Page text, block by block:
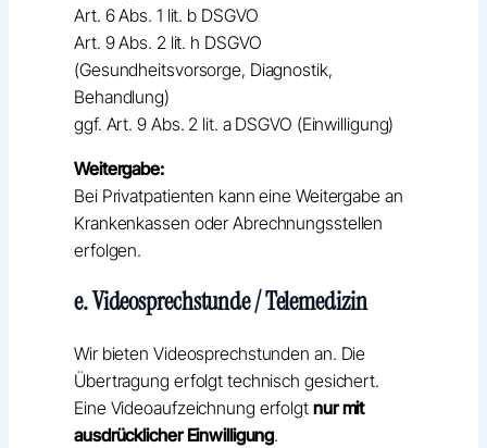
Art. 6 Abs. 1 lit. b DSGVO
Art. 9 Abs. 2 lit. h DSGVO
(Gesundheitsvorsorge, Diagnostik,
Behandlung)
ggf. Art. 9 Abs. 2 lit. a DSGVO (Einwilligung)
Weitergabe:
Bei Privatpatienten kann eine Weitergabe an
Krankenkassen oder Abrechnungsstellen
erfolgen.
e. Videosprechstunde / Telemedizin
Wir bieten Videosprechstunden an. Die
Übertragung erfolgt technisch gesichert.
Eine Videoaufzeichnung erfolgt nur mit
ausdrücklicher Einwilligung.